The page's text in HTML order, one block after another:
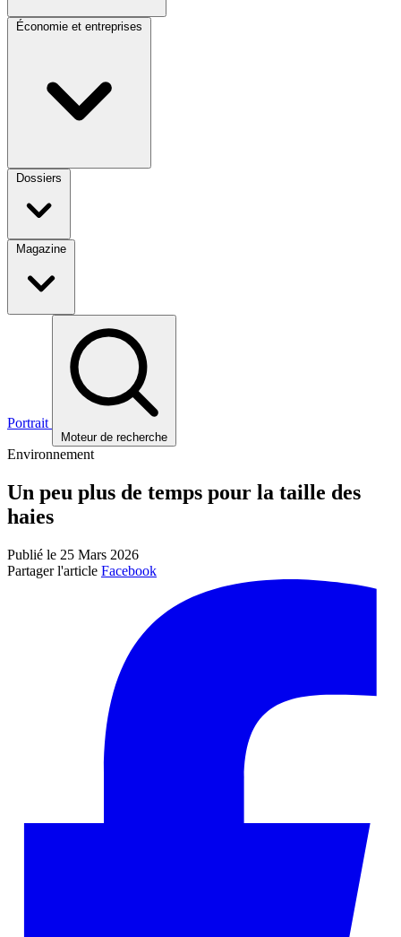
Économie et entreprises
Dossiers
Magazine
Portrait
Moteur de recherche
Environnement
Un peu plus de temps pour la taille des
haies
Publié le 25 Mars 2026
Partager l'article Facebook